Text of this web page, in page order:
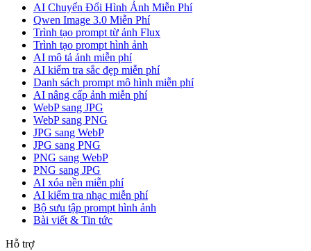
AI Chuyển Đổi Hình Ảnh Miễn Phí
Qwen Image 3.0 Miễn Phí
Trình tạo prompt từ ảnh Flux
Trình tạo prompt hình ảnh
AI mô tả ảnh miễn phí
AI kiểm tra sắc đẹp miễn phí
Danh sách prompt mô hình miễn phí
AI nâng cấp ảnh miễn phí
WebP sang JPG
WebP sang PNG
JPG sang WebP
JPG sang PNG
PNG sang WebP
PNG sang JPG
AI xóa nền miễn phí
AI kiểm tra nhạc miễn phí
Bộ sưu tập prompt hình ảnh
Bài viết & Tin tức
Hỗ trợ